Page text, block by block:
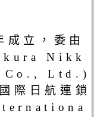
立，委由
Nikk
Co., Ltd.)
際日航連鎖